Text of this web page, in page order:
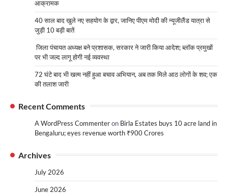
आक्रामक
40 साल बाद खुले नए सहयोग के द्वार, जानिए पीएम मोदी की न्यूजीलैंड यात्रा से
जुड़ी 10 बड़ी बातें
जिला पंचायत अध्यक्ष बने प्रशासक, सरकार ने जारी किया आदेश; ब्लॉक प्रमुखों
पर भी जल्द लागू होगी नई व्यवस्था
72 घंटे बाद भी खत्म नहीं हुआ बचाव अभियान, अब तक मिले आठ लोगों के शव; एक
की तलाश जारी
Recent Comments
A WordPress Commenteron Birla Estates buys 10 acre land in
Bengaluru; eyes revenue worth ₹900 Crores
Archives
July 2026
June 2026